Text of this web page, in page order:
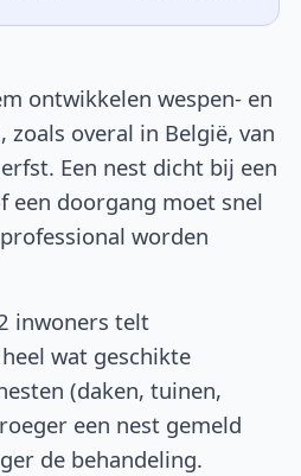
ontwikkelen wespen- en
zoals overal in België, van
Een nest dicht bij een
een doorgang moet snel
worden
inwoners telt
wat geschikte
(daken, tuinen,
een nest gemeld
de behandeling.